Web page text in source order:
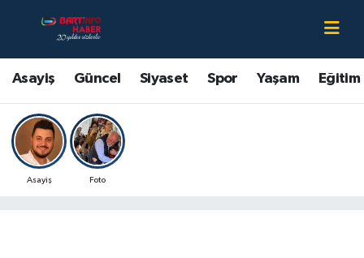
Asayiş Güncel Siyaset Spor Yaşam Eğitim
Asayiş Foto
Asayiş
Bartın Hakkında
Çevre
Eğitim
Bartın Nöbetçi Eczaneler
Bartın Hava Durumu
Bartin Namaz Vakitleri
Bartın Trafik Yoğunluk Haritası